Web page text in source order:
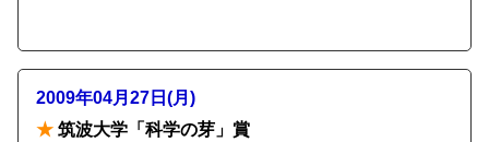
2009年04月27日(月)
★ 筑波大学「科学の芽」賞